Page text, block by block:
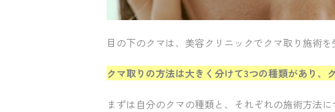
目の下のクマは、美容クリニックでクマ取り施術を
クマ取りの方法は大きく分けて3つの種類があり、
まずは自分のクマの種類と、それぞれの施術方法に